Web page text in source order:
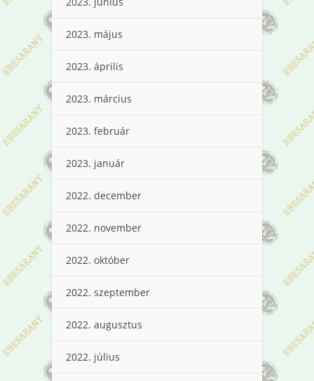
2023. május
2023. április
2023. március
2023. február
2023. január
2022. december
2022. november
2022. október
2022. szeptember
2022. augusztus
2022. július